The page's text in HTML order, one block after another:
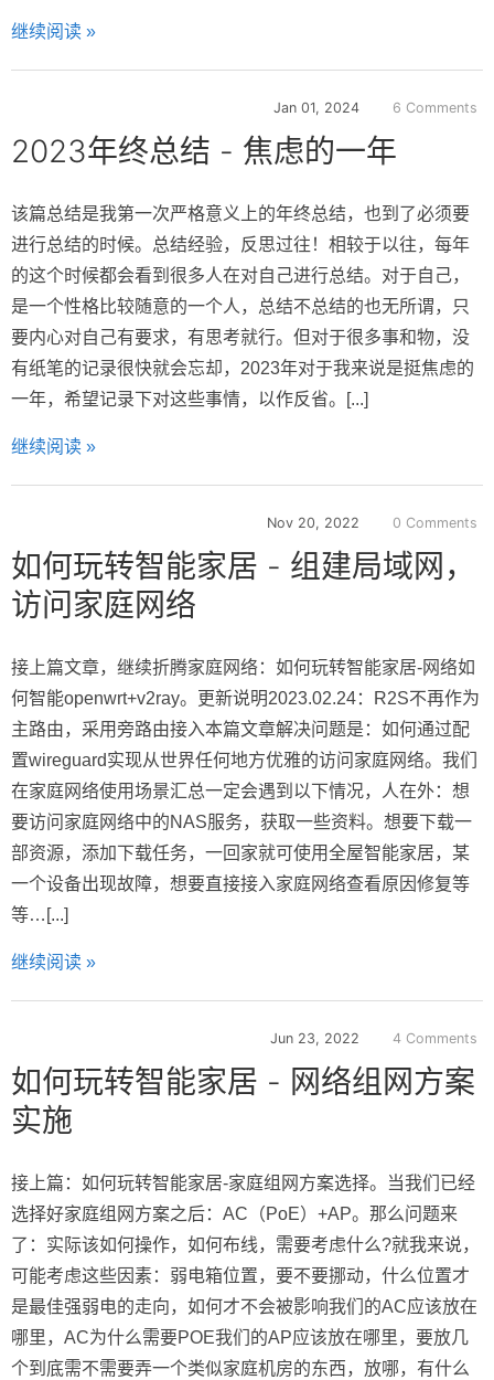
继续阅读 »
Jan 01, 2024 6 Comments
2023年终总结 - 焦虑的一年
该篇总结是我第一次严格意义上的年终总结，也到了必须要
进行总结的时候。总结经验，反思过往！相较于以往，每年
的这个时候都会看到很多人在对自己进行总结。对于自己，
是一个性格比较随意的一个人，总结不总结的也无所谓，只
要内心对自己有要求，有思考就行。但对于很多事和物，没
有纸笔的记录很快就会忘却，2023年对于我来说是挺焦虑的
一年，希望记录下对这些事情，以作反省。[...]
继续阅读 »
Nov 20, 2022 0 Comments
如何玩转智能家居 - 组建局域网，
访问家庭网络
接上篇文章，继续折腾家庭网络：如何玩转智能家居-网络如
何智能openwrt+v2ray。更新说明2023.02.24：R2S不再作为
主路由，采用旁路由接入本篇文章解决问题是：如何通过配
置wireguard实现从世界任何地方优雅的访问家庭网络。我们
在家庭网络使用场景汇总一定会遇到以下情况，人在外：想
要访问家庭网络中的NAS服务，获取一些资料。想要下载一
部资源，添加下载任务，一回家就可使用全屋智能家居，某
一个设备出现故障，想要直接接入家庭网络查看原因修复等
等…[...]
继续阅读 »
Jun 23, 2022 4 Comments
如何玩转智能家居 - 网络组网方案
实施
接上篇：如何玩转智能家居-家庭组网方案选择。当我们已经
选择好家庭组网方案之后：AC（PoE）+AP。那么问题来
了：实际该如何操作，如何布线，需要考虑什么?就我来说，
可能考虑这些因素：弱电箱位置，要不要挪动，什么位置才
是最佳强弱电的走向，如何才不会被影响我们的AC应该放在
哪里，AC为什么需要POE我们的AP应该放在哪里，要放几
个到底需不需要弄一个类似家庭机房的东西，放哪，有什么